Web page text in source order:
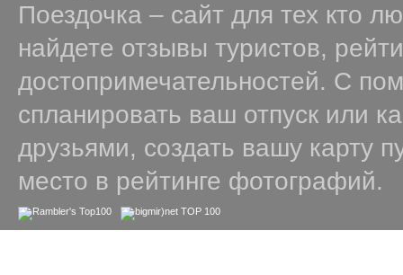
Поездочка – сайт для тех кто
найдете отзывы туристов,
достопримечательностей. С
спланировать ваш отпуск или
друзьями, создать вашу карту
место в рейтинге фотографий.